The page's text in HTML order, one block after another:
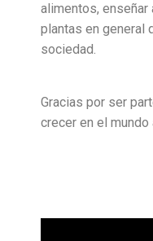
alimentos,
plantas en general
sociedad.
Gracias por ser
crecer en el mundo